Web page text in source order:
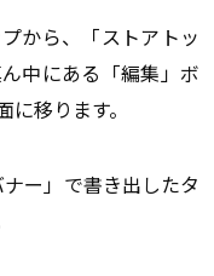
から、「ストアトッ
中にある「編集」ボ
移ります。
ー」で書き出したタ